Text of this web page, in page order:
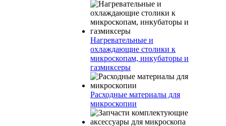
Нагревательные и
охлаждающие столики к
микроскопам, инкубаторы и
газмиксеры
Расходные материалы для
микроскопии